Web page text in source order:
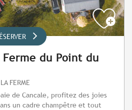
Ferme du Point du
FERME
de Cancale, profitez des joies
un cadre champêtre et tout